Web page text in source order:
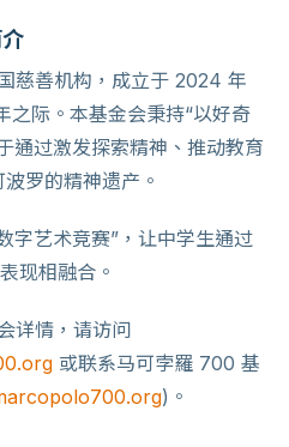
慈善机构，成立于 2024 年
际。本基金会秉持“以好奇
通过激发探索精神、推动教育
罗的精神遗产。
字艺术竞赛”，让中学生通过
现相融合。
详情，请访问
或联系马可孛羅 700 基
)。